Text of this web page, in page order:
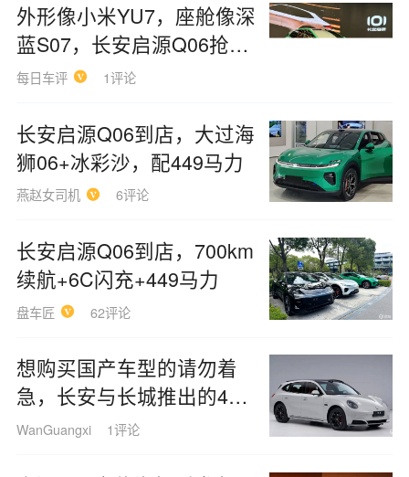
外形像小米YU7，座舱像深
蓝S07，长安启源Q06抢先
看
每日车评 1评论
长安启源Q06到店，大过海
狮06+冰彩沙，配449马力
燕赵女司机 6评论
长安启源Q06到店，700km
续航+6C闪充+449马力
盘车匠 62评论
想购买国产车型的请勿着
急，长安与长城推出的4款
车型，包括欧拉7和阿维塔
WanGuangxi 1评论